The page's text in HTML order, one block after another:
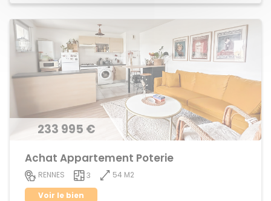
233 995 €
Achat Appartement Poterie
RENNES 3
54 M2
Voir le bien